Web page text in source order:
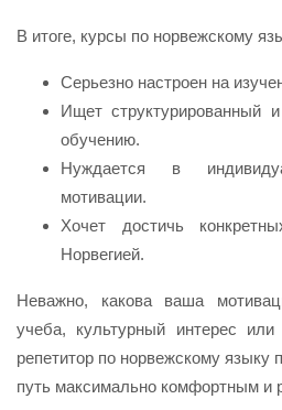
В итоге, курсы по норвежскому
Серьезно настроен на
Ищет структурированный
обучению.
Нуждается в
мотивации.
Хочет достичь
Норвегией.
Неважно, какова ваша
учеба, культурный интерес
репетитор по норвежскому языку
путь максимально комфортным и